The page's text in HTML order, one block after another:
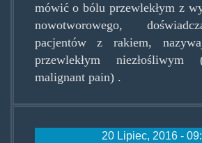
mówić o bólu przewlekłym z
nowotworowego,
pacjentów z rakiem,
przewlekłym
malignant pain) .
20 Lipiec, 2016 -